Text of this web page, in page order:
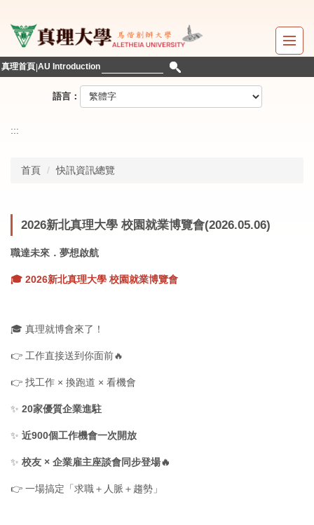
到
主
內
真理首頁 AU Introduction
語言：
:::
首頁 快訊資訊總覽
2026新北真理大學 校園就業博覽會(2026.05.06)
職達未來．夢想啟航
🎓 2026新北真理大學 校園就業博覽會
🎓 真理就博會來了！
👉 工作直接送到你面前🔥
👉 找工作 × 換跑道 × 看機會
✨ 20家優質企業進駐
✨ 近900個工作機會一次開放
✨ 校友 × 企業雇主座談會同步登場🔥
👉 一場搞定「求職＋人脈＋趨勢」